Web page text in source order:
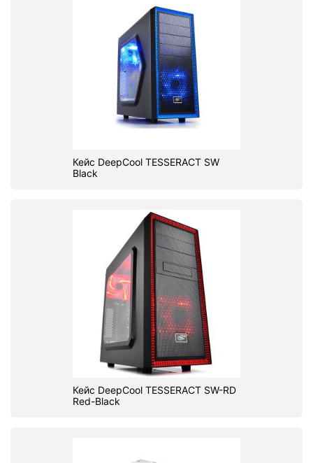
Кейс DeepCool TESSERACT SW
Black
Кейс DeepCool TESSERACT SW-RD
Red-Black